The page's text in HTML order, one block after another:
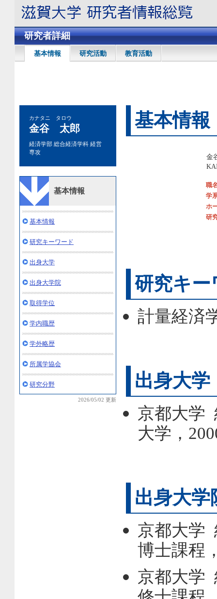
研究者詳細
基本情報 研究活動 教育活動
カナタニ タロウ
金谷 太郎
経済学部 総合経済学科 経営
専攻
基本情報
基本情報
研究キーワード
出身大学
出身大学院
取得学位
学内職歴
学外略歴
所属学協会
研究分野
2026/05/02 更新
基本情報
金
職
学
ホ
研
研究キー
計量経済
出身大学
京都大学
大学，
出身大学
京都大学
博士課程
京都大学